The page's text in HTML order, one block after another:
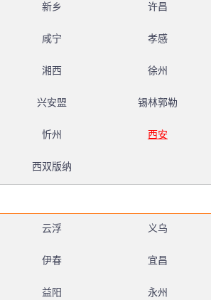
新乡 许昌
咸宁 孝感
湘西 徐州
兴安盟 锡林郭勒
忻州 西安
西双版纳
云浮 义乌
伊春 宜昌
益阳 永州